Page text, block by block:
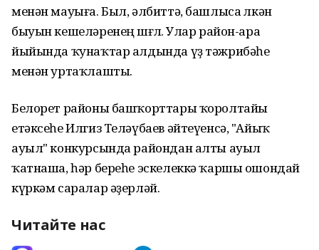
менән мауыға. Был, әлбиттә, башлыса өлкән
быуын кешеләренең шөғөлө. Улар район-ара
йыйында ҡунаҡтар алдында үҙ тәжрибәһе
менән уртаҡлашты.
Белорет районы башҡорттары ҡоролтайы
етәксеһе Илгиз Теләүбаев әйтеүенсә, "Айыҡ
ауыл" конкурсында райондан алты ауыл
ҡатнаша, һәр береһе эскелеккә ҡаршы ошондай
күркәм саралар әҙерләй.
Читайте нас